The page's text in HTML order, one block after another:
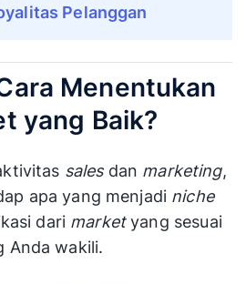
Pelanggan
Menentukan
yang Baik?
salesdan marketing,
apa yang menjadi niche
dari marketyang sesuai
Anda wakili.